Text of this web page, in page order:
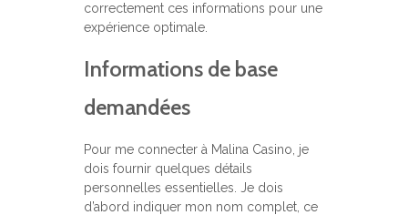
correctement ces informations pour une
expérience optimale.
Informations de base
demandées
Pour me connecter à Malina Casino, je
dois fournir quelques détails
personnelles essentielles. Je dois
d’abord indiquer mon nom complet, ce